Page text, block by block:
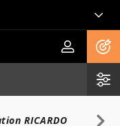
RICARDO